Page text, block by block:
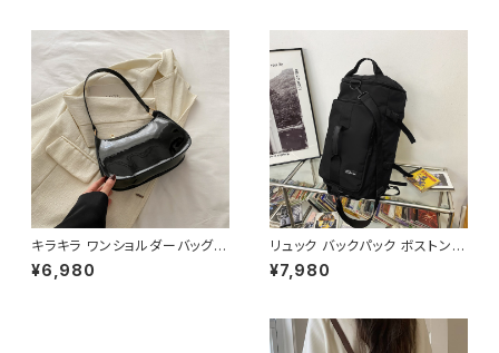
キラキラ ワンショルダーバッグ
パテントバッグ レディース バッグ
光沢感 コンパクト エレガント カ
¥6,980
リュック バックパック ボストンバ
ッグ メンズ レディース 大容量
軽量 旅行バッグ 多機能 2WAY
アル 韓国風バッグ K-B0234
¥7,980